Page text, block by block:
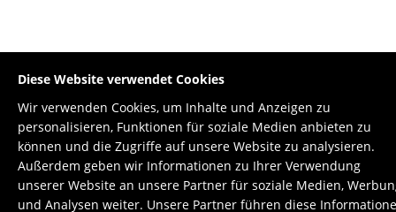
Diese Website verwendet Cookies
Wir verwenden Cookies, um Inhalte und Anzeigen zu
personalisieren, Funktionen für soziale Medien anbieten zu
können und die Zugriffe auf unsere Website zu analysieren.
Außerdem geben wir Informationen zu Ihrer Verwendung
unserer Website an unsere Partner für soziale Medien,
und Analysen weiter. Unsere Partner führen diese